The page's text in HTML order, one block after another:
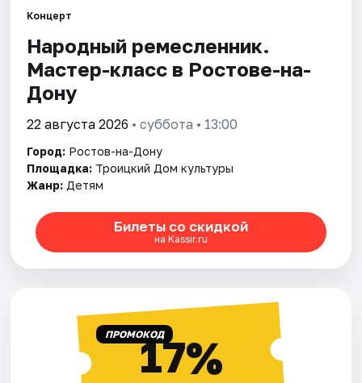
Города
Площадки
Артисты
Рейтинги
Концерт
Народный ремесленник.
Мастер-класс в Ростове-на-
Дону
22 августа 2026 • суббота • 13:00
Город: Ростов-на-Дону
Площадка: Троицкий Дом культуры
Жанр: Детям
Билеты со скидкой
на Kassir.ru
ПРОМОКОД17%